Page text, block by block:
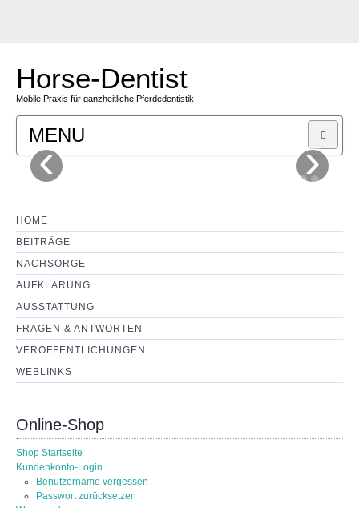
Horse-Dentist
Mobile Praxis für ganzheitliche Pferdedentistik
MENU
SHOP
LEISTUNGEN
KOSTEN
MOTIVATION
KONTAKT
‹ ›
HOME
BEITRÄGE
NACHSORGE
AUFKLÄRUNG
AUSSTATTUNG
FRAGEN & ANTWORTEN
VERÖFFENTLICHUNGEN
WEBLINKS
Online-Shop
Shop Startseite
Kundenkonto-Login
Benutzername vergessen
Passwort zurücksetzen